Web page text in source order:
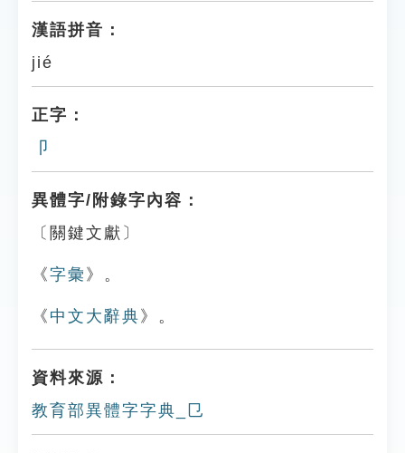
漢語拼音：
jié
正字：
卩
異體字/附錄字內容：
〔關鍵文獻〕
《字彙 》。
《 中文大辭典 》。
資料來源：
教育部異體字字典_㔾